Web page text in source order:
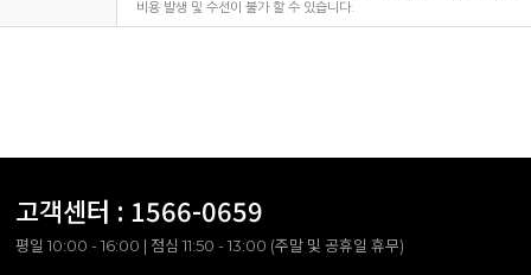
비용 발생 및 수선이 불가 할 수 있습니다.
고객센터 : 1566-0659
평일 10:00 - 16:00 | 점심 11:50 - 13:00 (주말 및 공휴일 휴무)